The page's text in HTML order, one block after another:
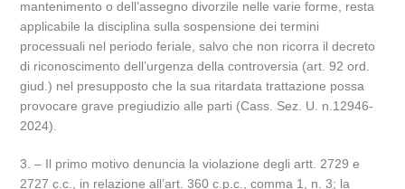
mantenimento o dell’assegno divorzile nelle varie forme, resta
applicabile la disciplina sulla sospensione dei termini
processuali nel periodo feriale, salvo che non ricorra il decreto
di riconoscimento dell’urgenza della controversia (art. 92 ord.
giud.) nel presupposto che la sua ritardata trattazione possa
provocare grave pregiudizio alle parti (Cass. Sez. U. n.12946-
2024).
3. – Il primo motivo denuncia la violazione degli artt. 2729 e
2727 c.c., in relazione all’art. 360 c.p.c., comma 1, n. 3; la